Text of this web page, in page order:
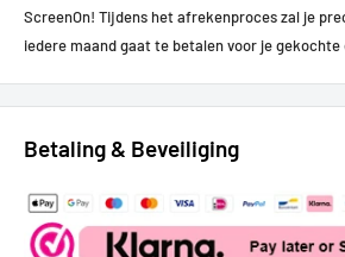
ScreenOn! Tijdens het afrekenproces zal je
iedere maand gaat te betalen voor je
Betaling & Beveiliging